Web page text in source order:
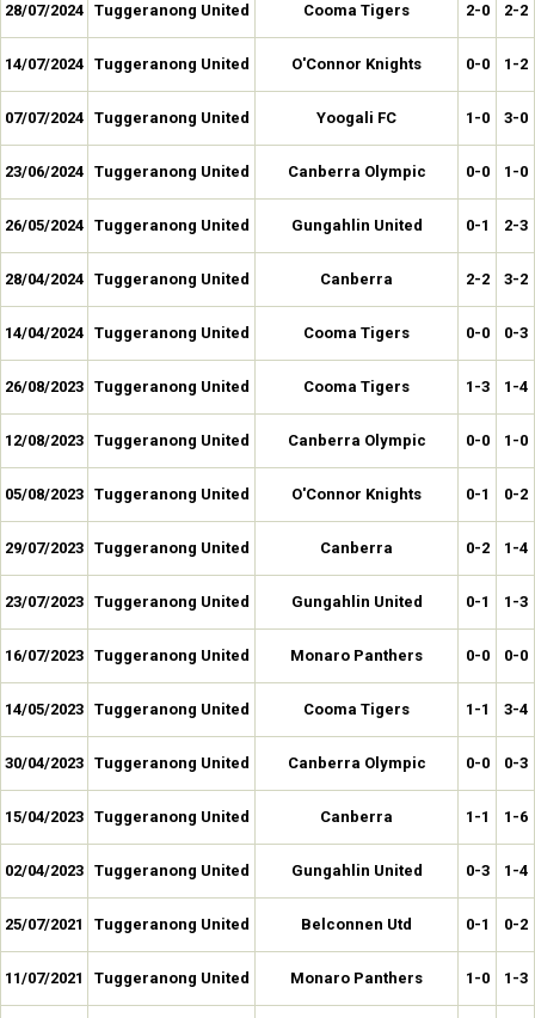
28/07/2024 Tuggeranong United Cooma Tigers 2-0 2-2
14/07/2024 Tuggeranong United O'Connor Knights 0-0 1-2
07/07/2024 Tuggeranong United Yoogali FC 1-0 3-0
23/06/2024 Tuggeranong United Canberra Olympic 0-0 1-0
26/05/2024 Tuggeranong United Gungahlin United 0-1 2-3
28/04/2024 Tuggeranong United Canberra 2-2 3-2
14/04/2024 Tuggeranong United Cooma Tigers 0-0 0-3
26/08/2023 Tuggeranong United Cooma Tigers 1-3 1-4
12/08/2023 Tuggeranong United Canberra Olympic 0-0 1-0
05/08/2023 Tuggeranong United O'Connor Knights 0-1 0-2
29/07/2023 Tuggeranong United Canberra 0-2 1-4
23/07/2023 Tuggeranong United Gungahlin United 0-1 1-3
16/07/2023 Tuggeranong United Monaro Panthers 0-0 0-0
14/05/2023 Tuggeranong United Cooma Tigers 1-1 3-4
30/04/2023 Tuggeranong United Canberra Olympic 0-0 0-3
15/04/2023 Tuggeranong United Canberra 1-1 1-6
02/04/2023 Tuggeranong United Gungahlin United 0-3 1-4
25/07/2021 Tuggeranong United Belconnen Utd 0-1 0-2
11/07/2021 Tuggeranong United Monaro Panthers 1-0 1-3